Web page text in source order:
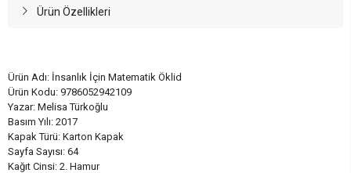
Ürün Özellikleri
Ürün Adı: İnsanlık İçin Matematik Öklid
Ürün Kodu: 9786052942109
Yazar: Melisa Türkoğlu
Basım Yılı: 2017
Kapak Türü: Karton Kapak
Sayfa Sayısı: 64
Kağıt Cinsi: 2. Hamur